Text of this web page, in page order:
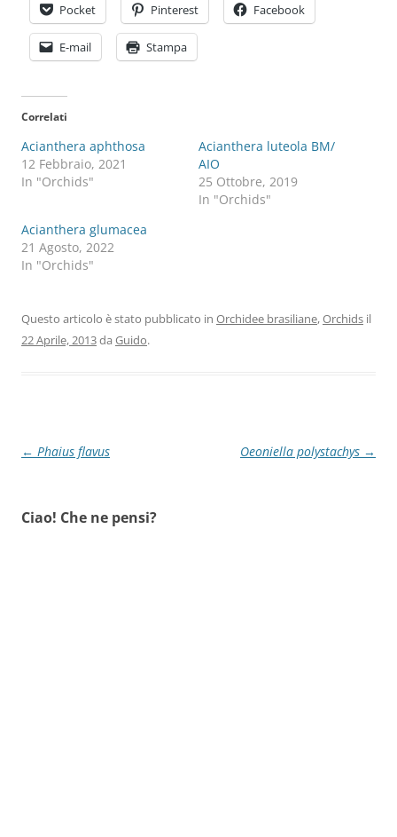
Pocket Pinterest Facebook
E-mail Stampa
Correlati
Acianthera aphthosa
12 Febbraio, 2021
In "Orchids"
Acianthera luteola BM/
AIO
25 Ottobre, 2019
In "Orchids"
Acianthera glumacea
21 Agosto, 2022
In "Orchids"
Questo articolo è stato pubblicato in Orchidee brasiliane,Orchids il
22 Aprile, 2013da Guido.
Navigazione
← Phaius flavus Oeoniella polystachys →
Ciao! Che ne pensi?